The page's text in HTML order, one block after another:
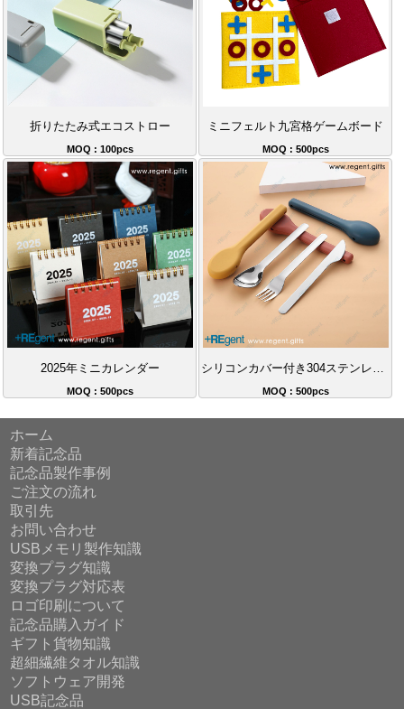
折りたたみ式エコストロー
MOQ : 100pcs
ミニフェルト九宮格ゲームボード
MOQ : 500pcs
2025年ミニカレンダー
MOQ : 500pcs MOQ : 500pcs
ホーム
新着記念品
記念品製作事例
ご注文の流れ
取引先
お問い合わせ
USBメモリ製作知識
変換プラグ知識
変換プラグ対応表
ロゴ印刷について
記念品購入ガイド
ギフト貨物知識
超細繊維タオル知識
ソフトウェア開発
USB記念品